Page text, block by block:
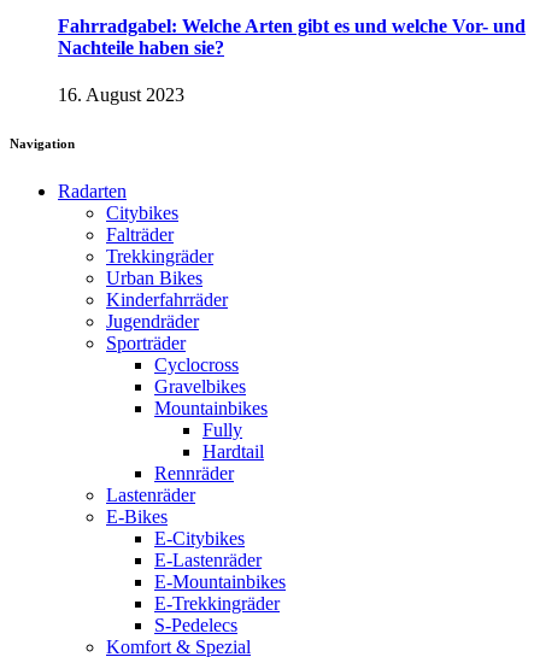
Fahrradgabel: Welche Arten gibt es und welche Vor- und
Nachteile haben sie?
16. August 2023
Navigation
Radarten
Citybikes
Falträder
Trekkingräder
Urban Bikes
Kinderfahrräder
Jugendräder
Sporträder
Cyclocross
Gravelbikes
Mountainbikes
Fully
Hardtail
Rennräder
Lastenräder
E-Bikes
E-Citybikes
E-Lastenräder
E-Mountainbikes
E-Trekkingräder
S-Pedelecs
Komfort & Spezial